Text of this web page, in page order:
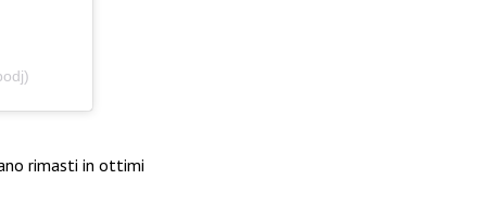
rimasti in ottimi